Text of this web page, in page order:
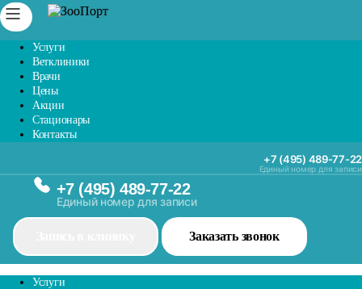
Услуги
Ветклиники
Врачи
Цены
Акции
Стационары
Контакты
+7 (495) 489-77-22
Единый номер для записи
+7 (495) 489-77-22
Единый номер для записи
Заказать звонок
Услуги